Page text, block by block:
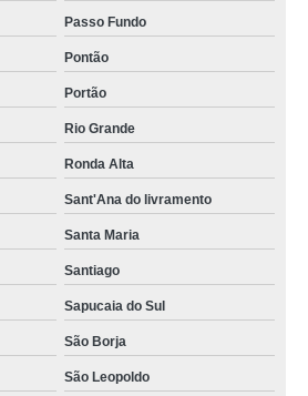
Passo Fundo
Pontão
Portão
Rio Grande
Ronda Alta
Sant'Ana do livramento
Santa Maria
Santiago
Sapucaia do Sul
São Borja
São Leopoldo